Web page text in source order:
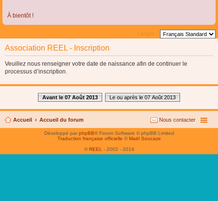
À bientôt !
Langue :
Association REEL - Inscription
Veuillez nous renseigner votre date de naissance afin de continuer le
processus d’inscription.
Avant le 07 Août 2013 Le ou après le 07 Août 2013
Accueil Accueil du forum Nous contacter
Développé parphpBB® Forum Software © phpBB Limited
Traduction française officielle © Maël Soucaze
© REEL - 2002 - 2019